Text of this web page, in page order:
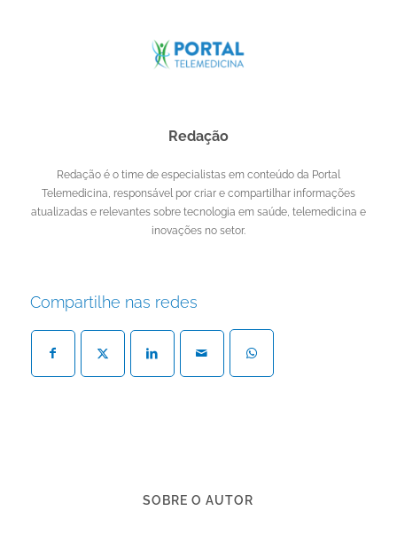
Redação
Redação é o time de especialistas em conteúdo da Portal
Telemedicina, responsável por criar e compartilhar informações
atualizadas e relevantes sobre tecnologia em saúde, telemedicina e
inovações no setor.
Compartilhe nas redes
SOBRE O AUTOR